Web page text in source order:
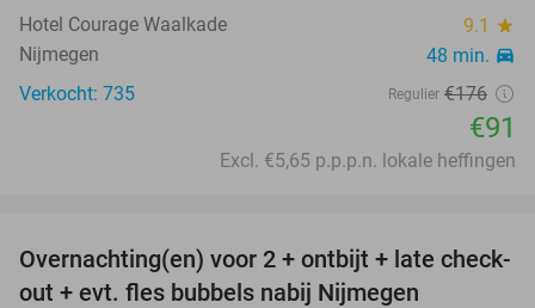
Hotel Courage Waalkade 9.1 star
Nijmegen 48 min. directions_car
Verkocht: 735 Regulier €176
€91
Excl. €5,65 p.p.p.n. lokale heffingen
53%
Overnachting(en) voor 2 + ontbijt + late check-
out + evt. fles bubbels nabij Nijmegen